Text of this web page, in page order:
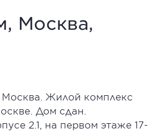
Москва,
Жилой комплекс
Дом сдан.
2.1, на первом этаже 17-